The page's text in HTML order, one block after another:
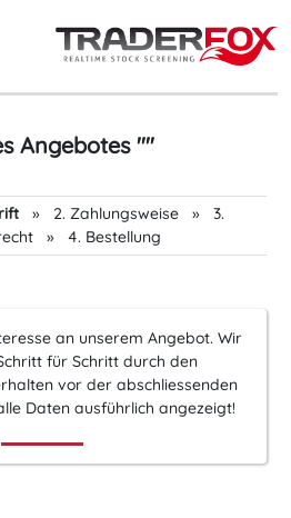
Angebotes ""
» 2. Zahlungsweise »
3.
» 4. Bestellung
an unserem Angebot. Wir
für Schritt durch den
vor der abschliessenden
Daten ausführlich angezeigt!